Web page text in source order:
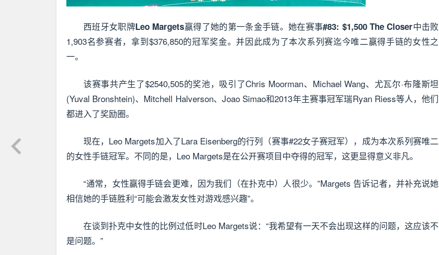
西班牙女职牌Leo Margets赢得了她的第一条金手链。她在赛事#83: $1,500 The Closer中击败
1,903名参赛者，拿到$376,850的冠军奖金。并因此成为了本次系列赛迄今唯二赢得手链的女性之
一。
该赛事共产生了$2540,505的奖池，吸引了Chris Moorman、Michael Wang、尤瓦尔·布隆斯坦
(Yuval Bronshtein)、Mitchell Halverson、Joao Simao和2013年主赛事冠军瑞Ryan Riess等人，他们
都进入了奖励圈。
现在，Leo Margets加入了Lara Eisenberg的行列（赛事#22女子赛冠军），成为本次系列赛唯二
的女性手链冠军。不同的是，Leo Margets是在公开赛项目中夺得的冠军，这更显得意义非凡。
“通常，女性赢得手链会更难，因为我们（在扑克中）人很少。”Margets 告诉记者，并补充说她
相信她的手链胜利“可能会激发女性对游戏感兴趣”。
在谈到扑克中女性的比例过低时Leo Margets说：“我希望有一天不会出现这样的问题，这应该不
是问题。”